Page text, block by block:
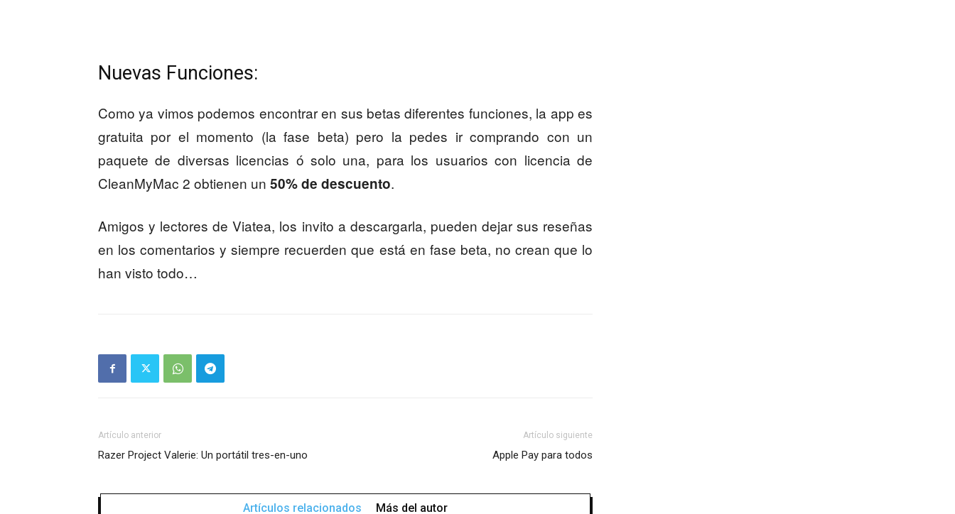
Nuevas Funciones:
Como ya vimos podemos encontrar en sus betas diferentes funciones, la app es
gratuita por el momento (la fase beta) pero la pedes ir comprando con un
paquete de diversas licencias ó solo una, para los usuarios con licencia de
CleanMyMac 2 obtienen un 50% de descuento.
Amigos y lectores de Viatea, los invito a descargarla, pueden dejar sus reseñas
en los comentarios y siempre recuerden que está en fase beta, no crean que lo
han visto todo…
Artículo anterior
Razer Project Valerie: Un portátil tres-en-uno
Artículo siguiente
Apple Pay para todos
Artículos relacionados Más del autor